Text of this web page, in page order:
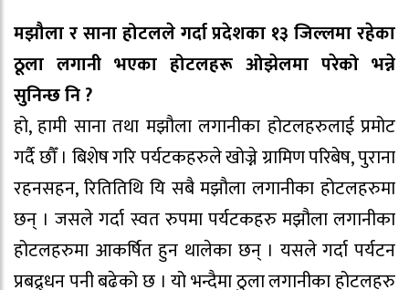
मझौला र साना होटलले गर्दा प्रदेशका १३ जिल्लमा रहेका
ठूला लगानी भएका होटलहरू ओझेलमा परेको भन्ने
सुनिन्छ नि ?
हो, हामी साना तथा मझौला लगानीका होटलहरुलाई प्रमोट
गर्दै छौँ । बिशेष गरि पर्यटकहरुले खोज्ने ग्रामिण परिबेष, पुराना
रहनसहन, रितितिथि यि सबै मझौला लगानीका होटलहरुमा
छन् । जसले गर्दा स्वत रुपमा पर्यटकहरु मझौला लगानीका
होटलहरुमा आकर्षित हुन थालेका छन् । यसले गर्दा पर्यटन
प्रबद्र्धन पनी बढेको छ । यो भन्दैमा ठुला लगानीका होटलहरु